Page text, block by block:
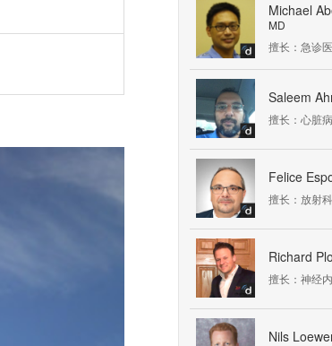
Michael
MD
擅长：急诊
Saleem
擅长：心脏病
Felice
擅长：放射科
Richard
擅长：神经
Nils